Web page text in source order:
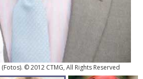
(Fotos). © 2012 CTMG, All Rights Reserved